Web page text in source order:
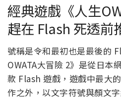
經典遊戲《人生
趕在 Flash 死透前
號稱是令和最初也是最後的
OWATA大冒險 2》是從日本
款 Flash 遊戲，遊戲中最大
作之外，以文字符號與顏文